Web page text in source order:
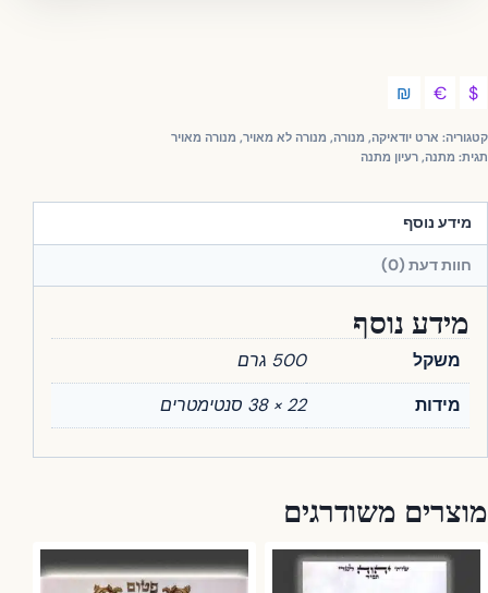
₪
ארט יודאיקה,מנורה,מנורה לא מאויר,מנורה מאויר
מתנה,רעיון מתנה
מידע נוסף
חוות דעת (0)
מידע נוסף
משקל
500 גרם
מידות
22 × 38 סנטימטרים
משודרגים